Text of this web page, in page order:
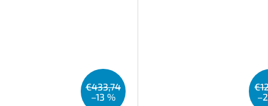
€433,74
–13 %